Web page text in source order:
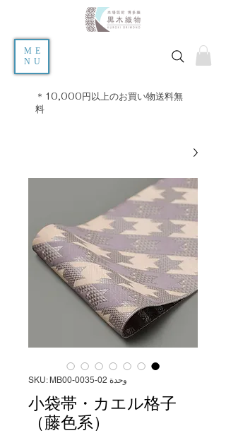
ME
NU
＊10,000円以上のお買い物送料無
料
وحدة SKU: MB00-0035-02
小袋帯・カエル格子
（藤色系）